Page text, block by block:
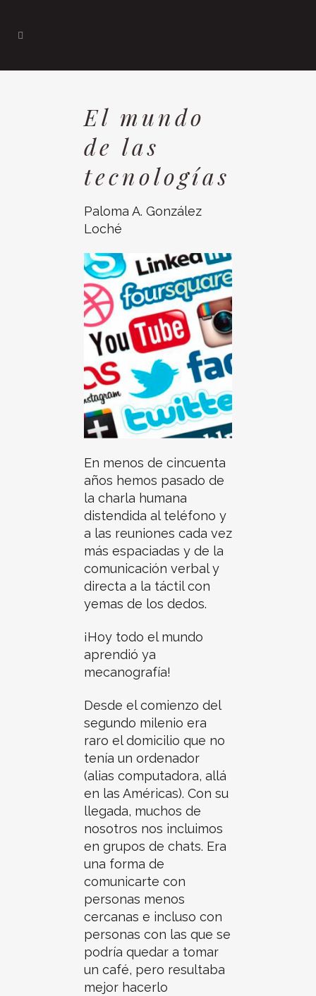
El mundo
de las
tecnologías
Paloma A. González
Loché
En menos de cincuenta
años hemos pasado de
la charla humana
distendida al teléfono y
a las reuniones cada vez
más espaciadas y de la
comunicación verbal y
directa a la táctil con
yemas de los dedos.
¡Hoy todo el mundo
aprendió ya
mecanografía!
Desde el comienzo del
segundo milenio era
raro el domicilio que no
tenía un ordenador
(alias computadora, allá
en las Américas). Con su
llegada, muchos de
nosotros nos incluimos
en grupos de chats. Era
una forma de
comunicarte con
personas menos
cercanas e incluso con
personas con las que se
podría quedar a tomar
un café, pero resultaba
mejor hacerlo